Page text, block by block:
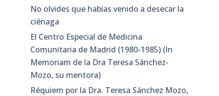
No olvides que habías venido a desecar la
ciénaga
El Centro Especial de Medicina
Comunitaria de Madrid (1980-1985) (In
Memoriam de la Dra Teresa Sánchez-
Mozo, su mentora)
Réquiem por la Dra. Teresa Sánchez Mozo,